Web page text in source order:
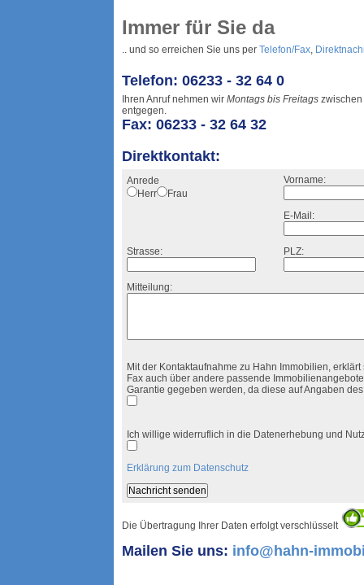
Immer für Sie da
.. und so erreichen Sie uns per Telefon/Fax,
Telefon: 06233 - 32 64 0
Ihren Anruf nehmen wir Montags bis Freitags zwischen
entgegen.
Fax: 06233 - 32 64 32
Direktkontakt:
Anrede
Herr
Frau
Vorname:
E-Mail:
Strasse: PLZ:
Mitteilung:
Mit der Kontaktaufnahme zu Hahn Immobilien,
Fax auch über andere passende
Garantie gegeben werden, da diese auf Angaben
Ich willige widerruflich in die Datenerhebung und
Erklärung zum Datenschutz
Die Übertragung Ihrer Daten erfolgt verschlüsselt
Mailen Sie uns: info@hahn-